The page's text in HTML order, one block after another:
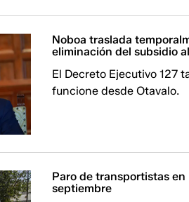
Noboa traslada
eliminación del subsidio
El Decreto Ejecutivo 127
funcione desde Otavalo.
Paro de transportistas en
septiembre